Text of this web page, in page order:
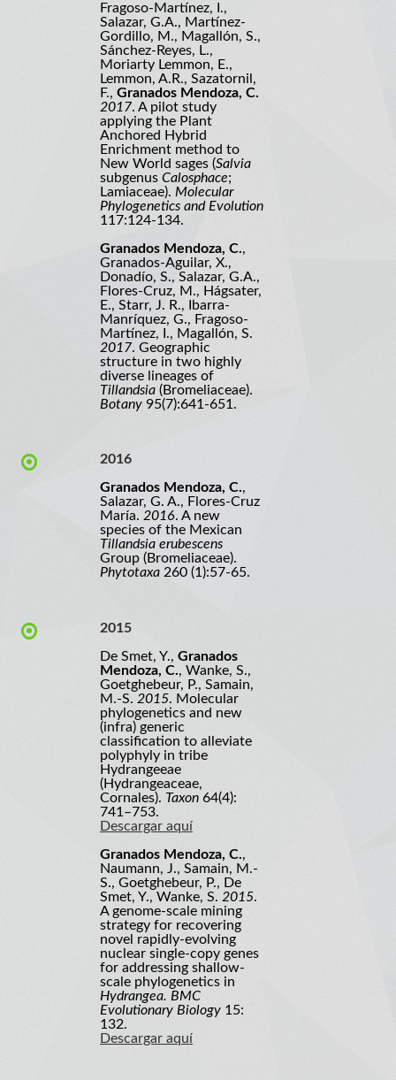
Fragoso-Martínez, I.,
Salazar, G.A., Martínez-
Gordillo, M., Magallón, S.,
Sánchez-Reyes, L.,
Moriarty Lemmon, E.,
Lemmon, A.R., Sazatornil,
F., Granados Mendoza, C.
2017. A pilot study
applying the Plant
Anchored Hybrid
Enrichment method to
New World sages (Salvia
subgenus Calosphace;
Lamiaceae). Molecular
Phylogenetics and Evolution
117:124-134.
Granados Mendoza, C.,
Granados-Aguilar, X.,
Donadío, S., Salazar, G.A.,
Flores-Cruz, M., Hágsater,
E., Starr, J. R., Ibarra-
Manríquez, G., Fragoso-
Martínez, I., Magallón, S.
2017. Geographic
structure in two highly
diverse lineages of
Tillandsia (Bromeliaceae).
Botany 95(7):641-651.
2016
Granados Mendoza, C.,
Salazar, G. A., Flores-Cruz
María. 2016. A new
species of the Mexican
Tillandsia erubescens
Group (Bromeliaceae).
Phytotaxa 260 (1):57-65.
2015
De Smet, Y., Granados
Mendoza, C., Wanke, S.,
Goetghebeur, P., Samain,
M.-S. 2015. Molecular
phylogenetics and new
(infra) generic
classification to alleviate
polyphyly in tribe
Hydrangeeae
(Hydrangeaceae,
Cornales). Taxon 64(4):
741–753.
Descargar aquí
Granados Mendoza, C.,
Naumann, J., Samain, M.-
S., Goetghebeur, P., De
Smet, Y., Wanke, S. 2015.
A genome-scale mining
strategy for recovering
novel rapidly-evolving
nuclear single-copy genes
for addressing shallow-
scale phylogenetics in
Hydrangea. BMC
Evolutionary Biology 15:
132.
Descargar aquí